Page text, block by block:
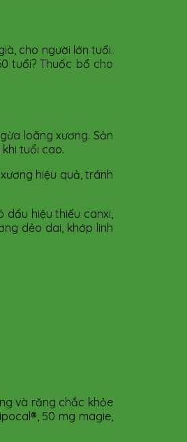
cho người lớn tuổi.
tuổi? Thuốc bổ cho
loãng xương. Sản
tuổi cao.
hiệu quả, tránh
hiệu thiếu canxi,
dẻo dai, khớp linh
và răng chắc khỏe
50 mg magie,